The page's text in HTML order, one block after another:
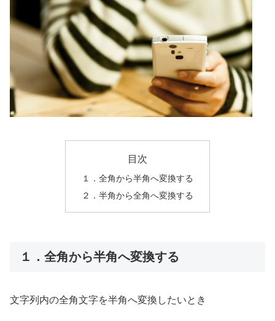
目次
１．全角から半角へ変換する
２．半角から全角へ変換する
１．全角から半角へ変換する
文字列内の全角文字を半角へ変換したいとき